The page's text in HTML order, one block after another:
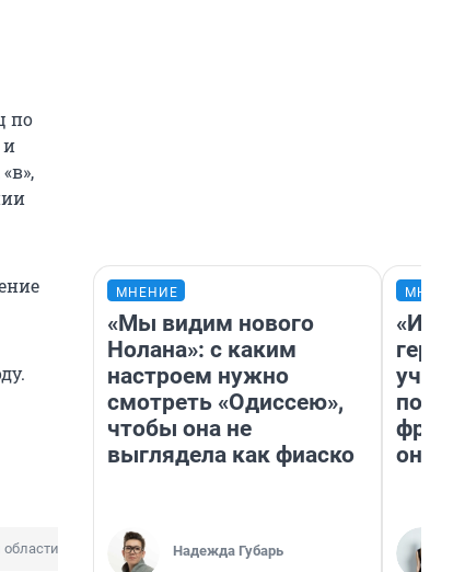
по
и
области СК по Новосибирской области
МНЕНИЕ
«Мы видим нового
Нолана»: с каким
настроем нужно
смотреть «Одиссею»,
чтобы она не
выглядела как фиаско
Надежда Губарь
учит
она